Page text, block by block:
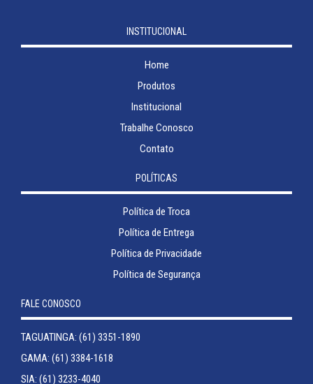
INSTITUCIONAL
Home
Produtos
Institucional
Trabalhe Conosco
Contato
POLÍTICAS
Política de Troca
Política de Entrega
Política de Privacidade
Política de Segurança
FALE CONOSCO
TAGUATINGA: (61) 3351-1890
GAMA: (61) 3384-1618
SIA: (61) 3233-4040